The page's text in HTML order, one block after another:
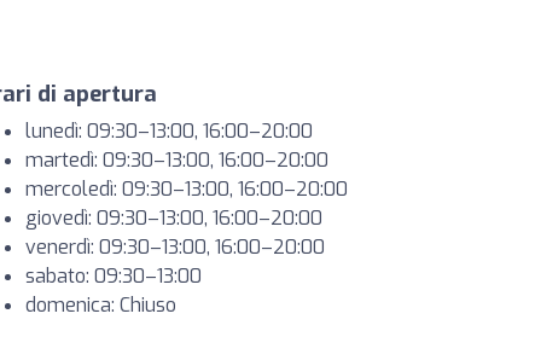
di apertura
lunedì: 09:30–13:00, 16:00–20:00
martedì: 09:30–13:00, 16:00–20:00
mercoledì: 09:30–13:00, 16:00–20:00
giovedì: 09:30–13:00, 16:00–20:00
venerdì: 09:30–13:00, 16:00–20:00
sabato: 09:30–13:00
domenica: Chiuso